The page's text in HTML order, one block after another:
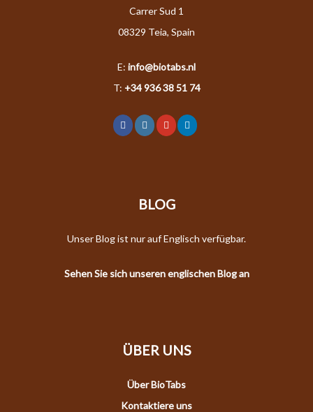
Carrer Sud 1
08329 Teia, Spain
E: info@biotabs.nl
T: +34 936 38 51 74
BLOG
Unser Blog ist nur auf Englisch verfügbar.
Sehen Sie sich unseren englischen Blog an
ÜBER UNS
Über BioTabs
Kontaktiere uns